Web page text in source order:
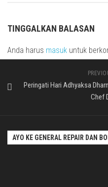
TINGGALKAN BALASAN
Anda harus masuk untuk
Peringati Hari Adhyaksa
Chef
AYO KE GENERAL REPAIR DAN